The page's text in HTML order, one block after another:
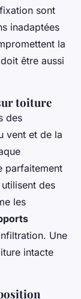
sont
inadaptées
la
être aussi
toiture
des
vent et de la
parfaitement
des
les
Une
intacte